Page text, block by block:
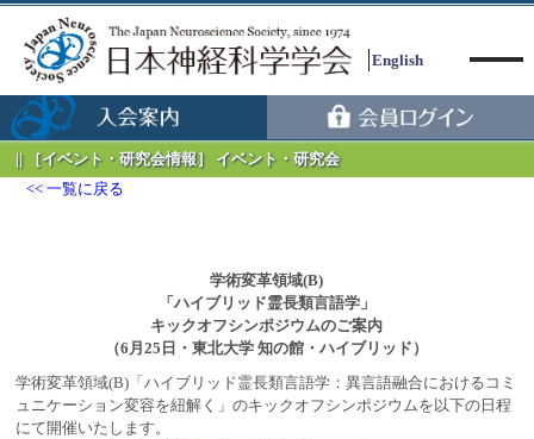
English
［イベント・研究会情報］ イベント・研究会
一覧に戻る
学術変革領域(B)
「ハイブリッド霊長類言語学」
キックオフシンポジウムのご案内
（6月25日・東北大学 知の館・ハイブリッド）
学術変革領域(B)「ハイブリッド霊長類言語学：異言語融合におけるコミ
ュニケーション変容を紐解く」のキックオフシンポジウムを以下の日程
にて開催いたします。